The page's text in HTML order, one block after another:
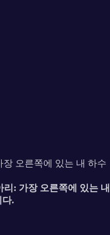
오른쪽에 있는 내 하수
: 가장 오른쪽에 있는 내
다.